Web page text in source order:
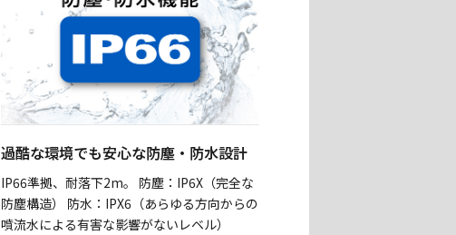
過酷な環境でも安心な防塵・防水設計
IP66準拠、耐落下2m。 防塵：IP6X（完全な
防塵構造） 防水：IPX6（あらゆる方向からの
噴流水による有害な影響がないレベル）